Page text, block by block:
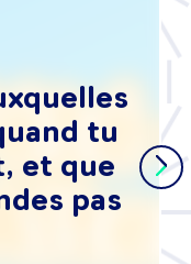
tu
et que
pas